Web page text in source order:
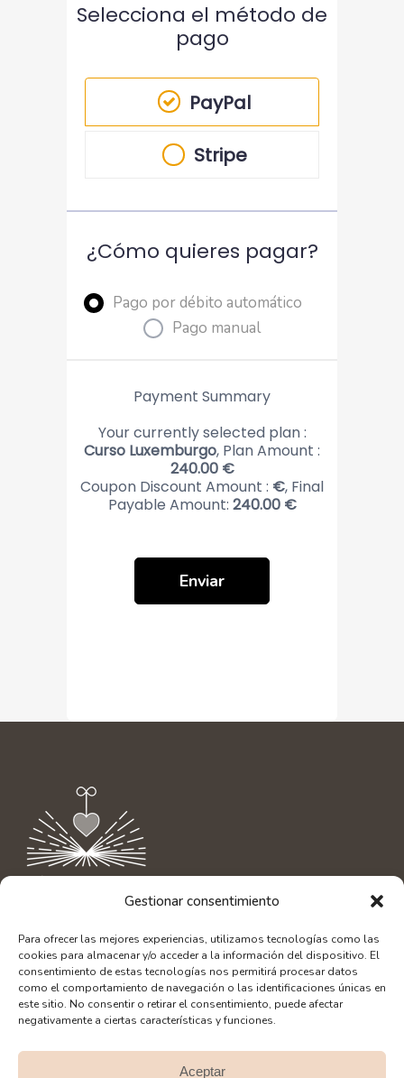
Gestionar consentimiento
Para ofrecer las mejores experiencias, utilizamos tecnologías como las
cookies para almacenar y/o acceder a la información del dispositivo. El
consentimiento de estas tecnologías nos permitirá procesar datos
como el comportamiento de navegación o las identificaciones únicas en
este sitio. No consentir o retirar el consentimiento, puede afectar
negativamente a ciertas características y funciones.
Aceptar
Selecciona el método de
pago
PayPal
Stripe
¿Cómo quieres pagar?
Pago por débito automático
Pago manual
Payment Summary
Your currently selected plan :
Curso Luxemburgo, Plan Amount :
240.00 €
Coupon Discount Amount : €, Final
Payable Amount: 240.00 €
Enviar
Diseño Web: SerLibreMente
Fotografía: Alberto Bacete